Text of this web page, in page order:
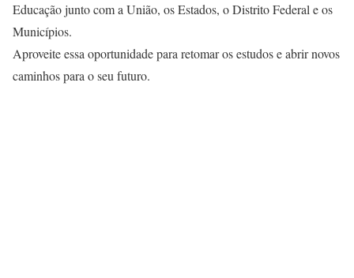
Educação junto com a União, os Estados, o Distrito Federal e os
Municípios.
Aproveite essa oportunidade para retomar os estudos e abrir novos
caminhos para o seu futuro.